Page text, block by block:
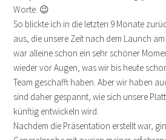
Worte. 😉
So blickte ich in die letzten 9 Monate
aus, die unsere Zeit nach dem Launch
war alleine schon ein sehr schöner
wieder vor Augen, was wir bis heute
Team geschafft haben. Aber wir haben
sind daher gespannt, wie sich unsere
künftig entwickeln wird.
Nachdem die Präsentation erstellt war,